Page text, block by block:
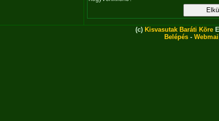
(c) Kisvasutak Baráti Köre
Belépés -